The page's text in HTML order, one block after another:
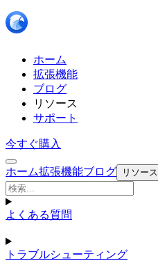
ホーム
拡張機能
ブログ
リソース
サポート
今すぐ購入
ホーム拡張機能ブログ リソース
よくある質問
トラブルシューティング